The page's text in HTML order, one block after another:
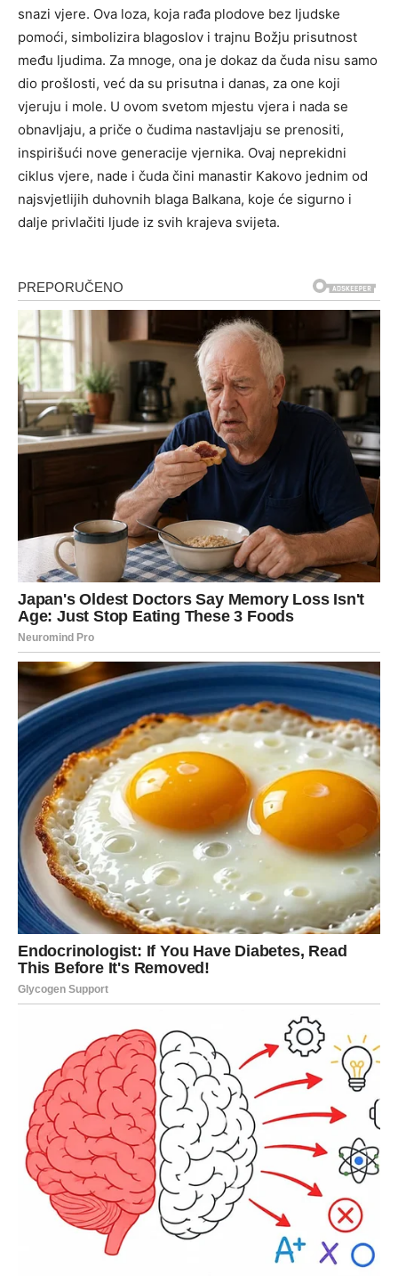
snazi vjere. Ova loza, koja rađa plodove bez ljudske
pomoći, simbolizira blagoslov i trajnu Božju prisutnost
među ljudima. Za mnoge, ona je dokaz da čuda nisu samo
dio prošlosti, već da su prisutna i danas, za one koji
vjeruju i mole. U ovom svetom mjestu vjera i nada se
obnavljaju, a priče o čudima nastavljaju se prenositi,
inspirišući nove generacije vjernika. Ovaj neprekidni
ciklus vjere, nade i čuda čini manastir Kakovo jednim od
najsvjetlijih duhovnih blaga Balkana, koje će sigurno i
dalje privlačiti ljude iz svih krajeva svijeta.